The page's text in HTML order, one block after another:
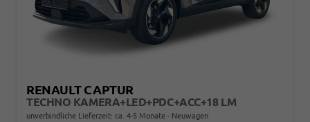
RENAULT CAPTUR
TECHNO KAMERA+LED+PDC+ACC+18 LM
unverbindliche Lieferzeit: ca. 4-5 Monate Neuwagen